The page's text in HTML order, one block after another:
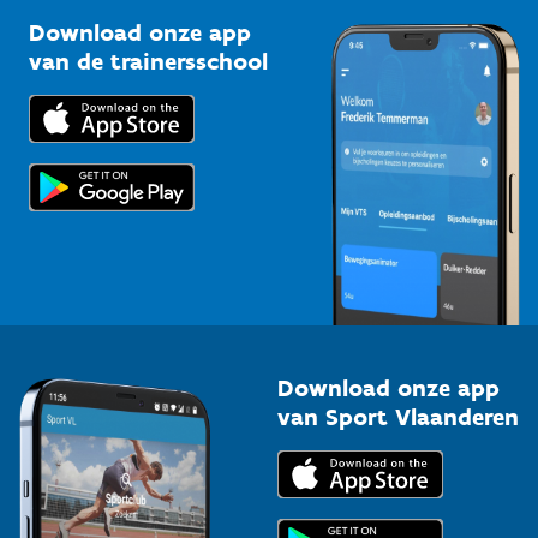
Bedrijven
Trainers en begeleiders
Topsporters
Kennisplatform
Downloads
Voor de pers
Download onze app
van de trainersschool
Download onze app
van Sport Vlaanderen